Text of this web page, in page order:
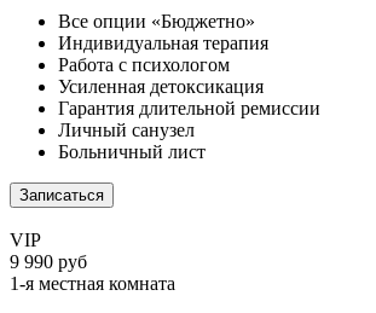
Все опции «Бюджетно»
Индивидуальная терапия
Работа с психологом
Усиленная детоксикация
Гарантия длительной ремиссии
Личный санузел
Больничный лист
Записаться
VIP
9 990 руб
1-я местная комната